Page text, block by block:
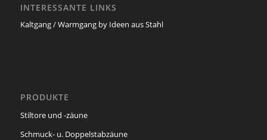
INTERESSANTE LINKS
Kaltgang / Warmgang by Ideen aus Stahl
PRODUKTE
Stiltore und -zäune
Schmuck- u. Doppelstabzäune